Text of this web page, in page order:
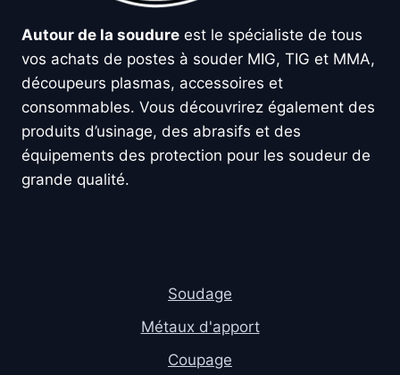
Autour de la soudure est le spécialiste de tous
vos achats de postes à souder MIG, TIG et MMA,
découpeurs plasmas, accessoires et
consommables. Vous découvrirez également des
produits d’usinage, des abrasifs et des
équipements des protection pour les soudeur de
grande qualité.
Soudage
Métaux d'apport
Coupage